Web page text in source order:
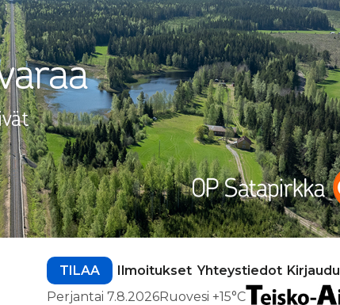
TILAA Ilmoitukset Yhteystiedot Kirjaudu
Perjantai 7.8.2026Ruovesi +15°C